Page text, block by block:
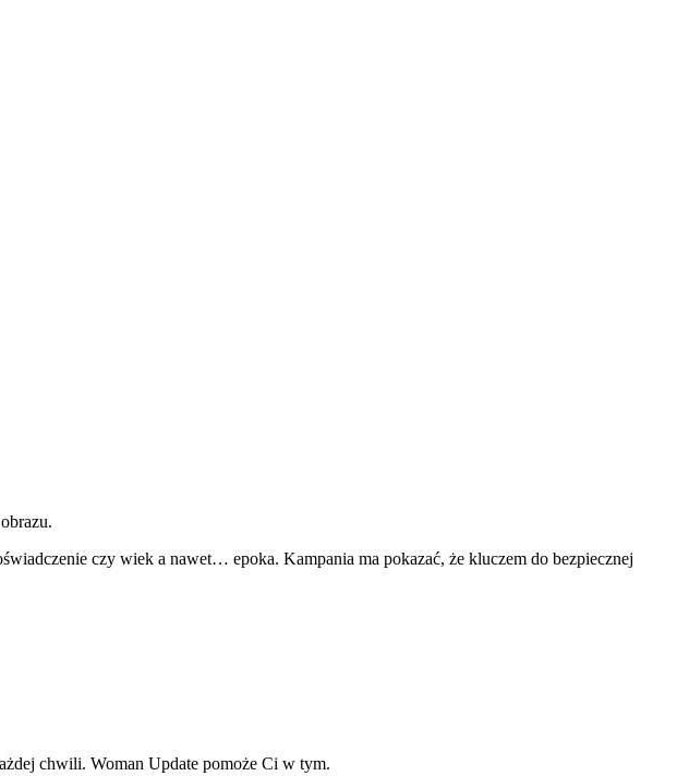
czy wiek a nawet… epoka. Kampania ma pokazać, że kluczem do bezpiecznej
chwili. Woman Update pomoże Ci w tym.